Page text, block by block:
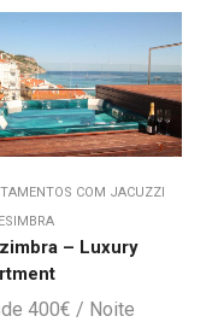
COM JACUZZI
– Luxury
400€